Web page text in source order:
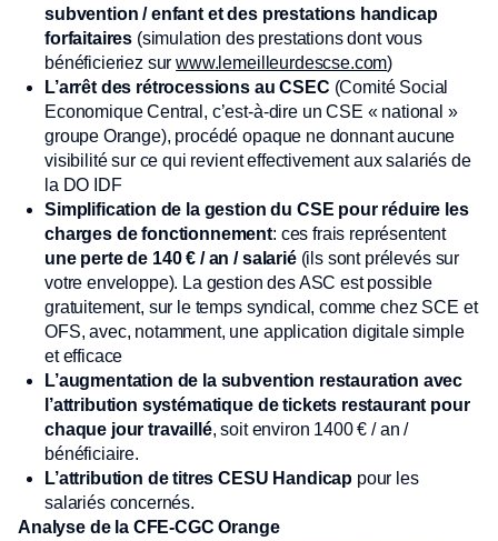
subvention / enfant et des prestations handicap
forfaitaires (simulation des prestations dont vous
bénéficieriez surwww.lemeilleurdescse.com)
L’arrêt des rétrocessions au CSEC (Comité Social
Economique Central, c’est-à-dire un CSE « national »
groupe Orange), procédé opaque ne donnant aucune
visibilité sur ce qui revient effectivement aux salariés de
la DO IDF
Simplification de la gestion du CSE pour réduire les
charges de fonctionnement: ces frais représentent
une perte de 140 € / an / salarié (ils sont prélevés sur
votre enveloppe). La gestion des ASC est possible
gratuitement, sur le temps syndical, comme chez SCE et
OFS, avec, notamment, une application digitale simple
et efficace
L’augmentation de la subvention restauration avec
l’attribution systématique de tickets restaurant pour
chaque jour travaillé, soit environ 1400 € / an /
bénéficiaire.
L’attribution de titres CESU Handicap pour les
salariés concernés.
Analyse de la CFE-CGC Orange